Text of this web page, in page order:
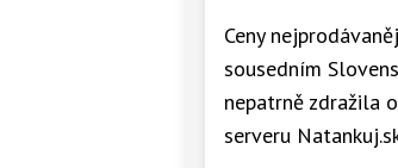
Ceny
sousedním
nepatrně zdražila
serveru